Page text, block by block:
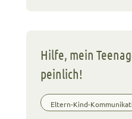
Hilfe, mein
peinlich!
Eltern-Kind-